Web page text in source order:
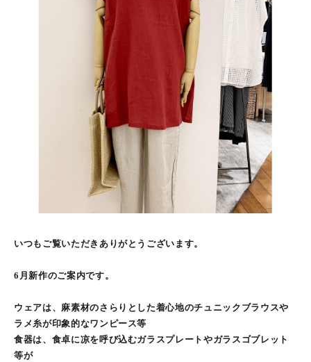
いつもご覧いただきありがとうございます。
6月新作のご案内です。
ウェアは、麻素材のさらりとした着心地のチュニックブラウスや
ラメ糸が印象的なワンピース等
食器は、食卓に凉を呼び込むガラスプレートやガラスゴブレット
等が